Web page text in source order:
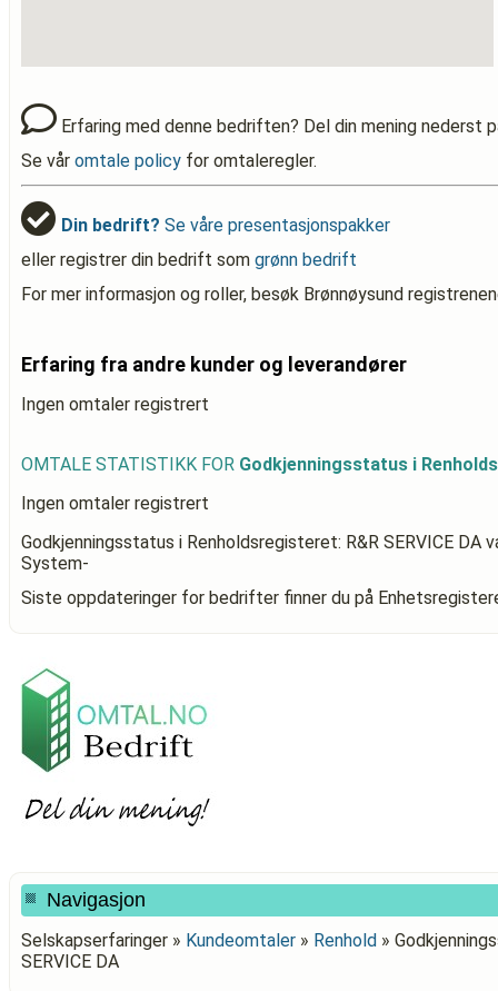
Erfaring med denne bedriften? Del din mening nederst
Se vår omtale policy for omtaleregler.
Din bedrift? Se våre presentasjonspakker
eller registrer din bedrift som grønn bedrift
For mer informasjon og roller, besøk Brønnøysund
Erfaring fra andre kunder og leverandører
Ingen omtaler registrert
OMTALE STATISTIKK FOR Godkjenningsstatus i
Ingen omtaler registrert
Godkjenningsstatus i Renholdsregisteret: R&R SERVICE DA
System-
Siste oppdateringer for bedrifter finner du på
Navigasjon
Selskapserfaringer » Kundeomtaler » Renhold »
SERVICE DA